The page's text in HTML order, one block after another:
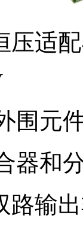
压适
围元
器和
路输